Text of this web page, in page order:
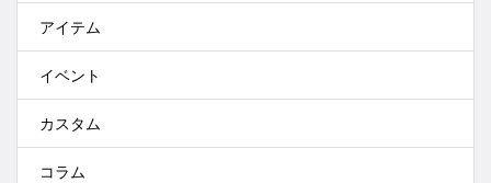
アイテム
イベント
カスタム
コラム